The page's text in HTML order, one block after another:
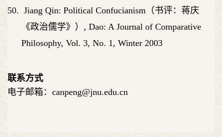
50. Jiang Qin: Political Confucianism （书评：蒋庆
《政治儒学》） , Dao: A Journal of Comparative
Philosophy, Vol. 3, No. 1, Winter 2003
联系方式
电子邮箱： canpeng@jnu.edu.cn